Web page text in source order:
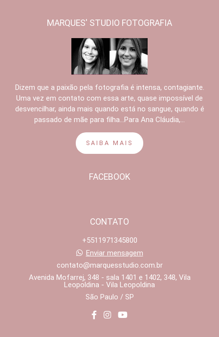
MARQUES' STUDIO FOTOGRAFIA
Dizem que a paixão pela fotografia é intensa, contagiante.
Uma vez em contato com essa arte, quase impossível de
desvencilhar, ainda mais quando está no sangue, quando é
passado de mãe para filha...Para Ana Cláudia,...
SAIBA MAIS
FACEBOOK
CONTATO
+5511971345800
Enviar mensagem
contato@marquesstudio.com.br
Avenida Mofarrej, 348 - sala 1401 e 1402, 348, Vila
Leopoldina - Vila Leopoldina
São Paulo / SP